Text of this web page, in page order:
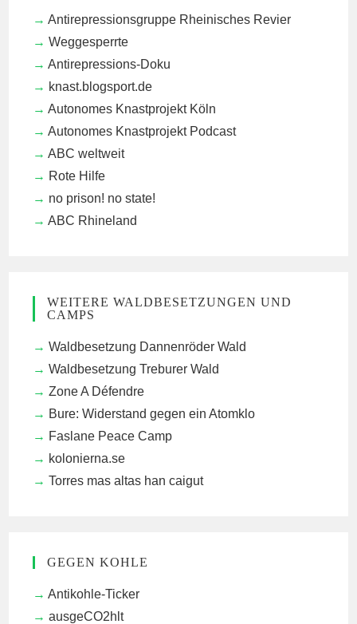
Antirepressionsgruppe Rheinisches Revier
Weggesperrte
Antirepressions-Doku
knast.blogsport.de
Autonomes Knastprojekt Köln
Autonomes Knastprojekt Podcast
ABC weltweit
Rote Hilfe
no prison! no state!
ABC Rhineland
WEITERE WALDBESETZUNGEN UND
CAMPS
Waldbesetzung Dannenröder Wald
Waldbesetzung Treburer Wald
Zone A Défendre
Bure: Widerstand gegen ein Atomklo
Faslane Peace Camp
kolonierna.se
Torres mas altas han caigut
GEGEN KOHLE
Antikohle-Ticker
ausgeCO2hlt